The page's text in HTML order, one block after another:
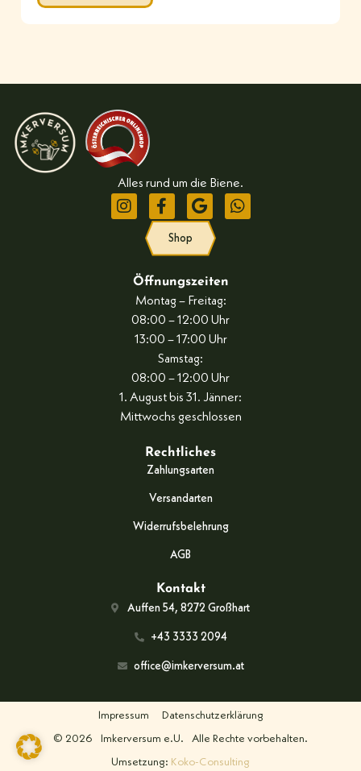
Alles rund um die Biene.
Shop
Öffnungszeiten
Montag – Freitag:
08:00 – 12:00 Uhr
13:00 – 17:00 Uhr
Samstag:
08:00 – 12:00 Uhr
1. August bis 31. Jänner:
Mittwochs geschlossen
Rechtliches
Zahlungsarten
Versandarten
Widerrufsbelehrung
AGB
Kontakt
Auffen 54, 8272 Großhart
+43 3333 2094
office@imkerversum.at
Impressum Datenschutzerklärung
© 2026 Imkerversum e.U. Alle Rechte vorbehalten.
Umsetzung: Koko-Consulting